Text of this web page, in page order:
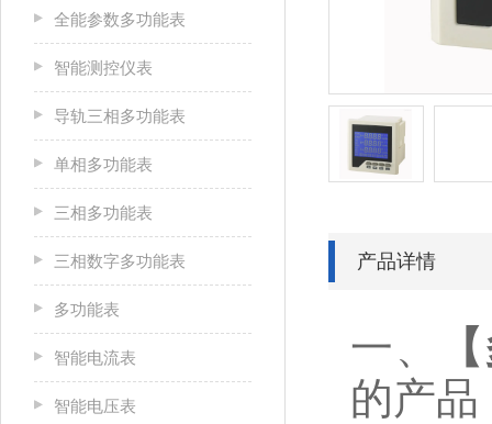
全能参数多功能表
智能测控仪表
导轨三相多功能表
单相多功能表
三相多功能表
三相数字多功能表
多功能表
智能电流表
智能电压表
产品详情
一、 【
的产品